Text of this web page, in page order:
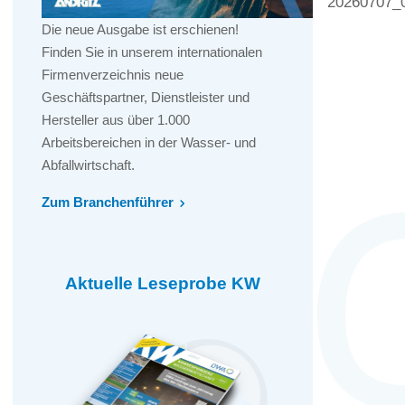
Die neue Ausgabe ist erschienen!
Finden Sie in unserem internationalen
Firmenverzeichnis neue
Geschäftspartner, Dienstleister und
Hersteller aus über 1.000
Arbeitsbereichen in der Wasser- und
Abfallwirtschaft.
Zum Branchenführer
Aktuelle Leseprobe KW